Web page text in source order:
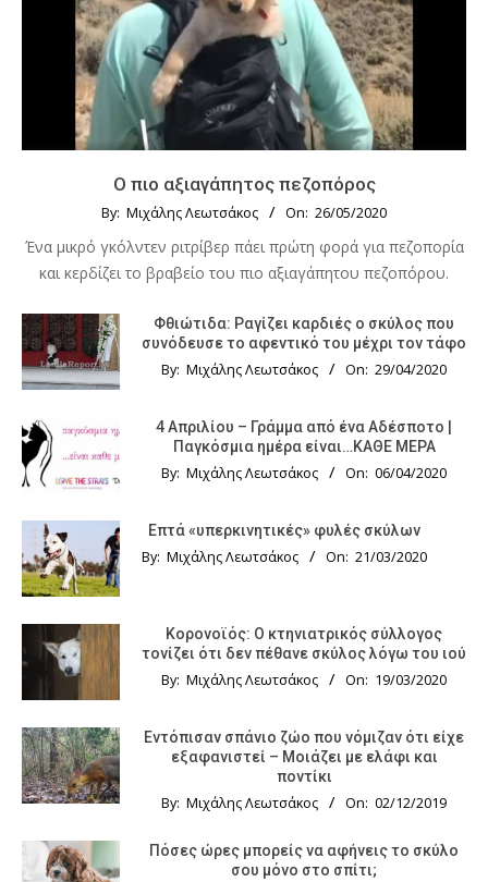
Ο πιο αξιαγάπητος πεζοπόρος
By: Μιχάλης Λεωτσάκος On: 26/05/2020
Ένα μικρό γκόλντεν ριτρίβερ πάει πρώτη φορά για πεζοπορία
και κερδίζει το βραβείο του πιο αξιαγάπητου πεζοπόρου.
Φθιώτιδα: Ραγίζει καρδιές ο σκύλος που
συνόδευσε το αφεντικό του μέχρι τον τάφο
By: Μιχάλης Λεωτσάκος On: 29/04/2020
4 Απριλίου – Γράμμα από ένα Αδέσποτο |
Παγκόσμια ημέρα είναι…ΚΑΘΕ ΜΕΡΑ
By: Μιχάλης Λεωτσάκος On: 06/04/2020
Επτά «υπερκινητικές» φυλές σκύλων
By: Μιχάλης Λεωτσάκος On: 21/03/2020
Κορονοϊός: Ο κτηνιατρικός σύλλογος
τονίζει ότι δεν πέθανε σκύλος λόγω του ιού
By: Μιχάλης Λεωτσάκος On: 19/03/2020
Εντόπισαν σπάνιο ζώο που νόμιζαν ότι είχε
εξαφανιστεί – Μοιάζει με ελάφι και
ποντίκι
By: Μιχάλης Λεωτσάκος On: 02/12/2019
Πόσες ώρες μπορείς να αφήνεις το σκύλο
σου μόνο στο σπίτι;